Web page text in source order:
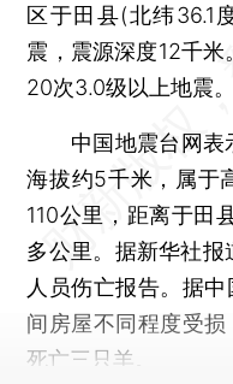
区于田县(北纬36.1
震，震源深度12千米
20次3.0级以上地震。
中国地震台网表
海拔约5千米，属于
110公里，距离于田
多公里。据新华社报
人员伤亡报告。据
间房屋不同程度受
死亡三只羊。